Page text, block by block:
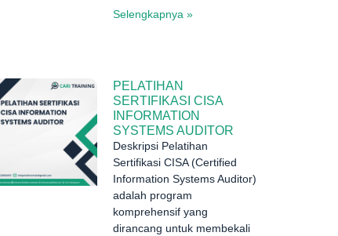
Selengkapnya »
PELATIHAN
SERTIFIKASI CISA
INFORMATION
SYSTEMS AUDITOR
Deskripsi Pelatihan
Sertifikasi CISA (Certified
Information Systems Auditor)
adalah program
komprehensif yang
dirancang untuk membekali